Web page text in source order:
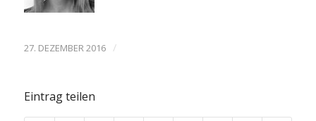
27. DEZEMBER 2016 /
Eintrag teilen